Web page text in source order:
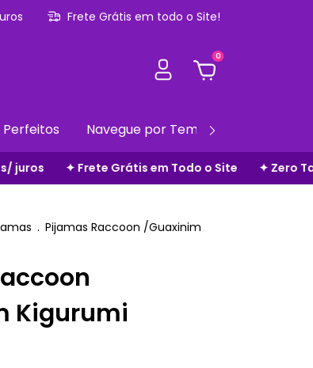
Frete Grátis em todo o Site!
0
Navegue por Temas
o Site ✦ Zero Taxas Adicionais ✦
. Pijamas Raccoon /Guaxinim
Kigurumi